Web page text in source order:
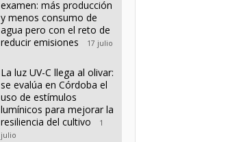
examen: más producción
y menos consumo de
agua pero con el reto de
reducir emisiones
17 julio
La luz UV-C llega al olivar:
se evalúa en Córdoba el
uso de estímulos
lumínicos para mejorar la
resiliencia del cultivo
1
julio